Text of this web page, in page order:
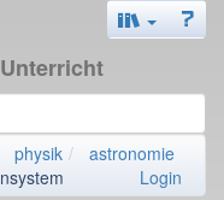
physik
astronomie
Login